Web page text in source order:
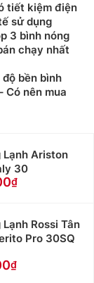
tiết kiệm điện
sử dụng
3 bình nóng
chạy nhất
bền bình
Có nên mua
Lạnh Ariston
30
Lạnh Rossi Tân
Pro 30SQ